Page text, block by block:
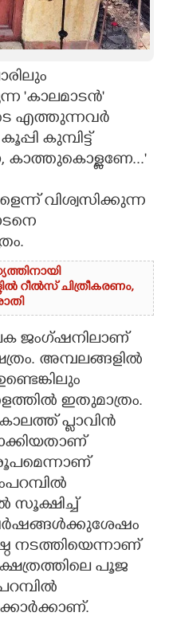
'കാലമാടൻ'
എത്തുന്നവർ
കുമ്പിട്ട്
കാത്തുകൊള്ളണേ...'
വിശ്വസിക്കുന്ന
റീൽസ് ചിത്രീകരണം,
ജംഗ്ഷനിലാണ്
അമ്പലങ്ങളിൽ
ഇതുമാത്രം.
പ്ലാവിൻ
സൂക്ഷിച്ച്
നടത്തിയെന്നാണ്
പൂജ